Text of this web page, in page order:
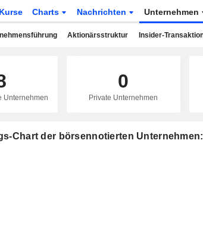
Kurse Charts Nachrichten Unternehmen
Aktionärsstruktur Insider-
Unternehmen
0
Private Unternehmen
Chart der börsennotierten